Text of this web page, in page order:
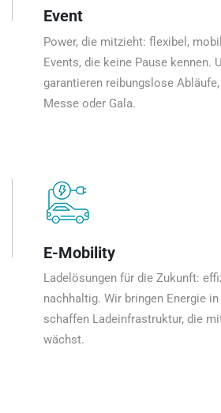
Event
Power, die mitzieht: flexibel,
Events, die keine Pause kennen.
garantieren reibungslose
Messe oder Gala.
E-Mobility
Ladelösungen für die Zukunft:
nachhaltig. Wir bringen Energie in
schaffen Ladeinfrastruktur, die
wächst.